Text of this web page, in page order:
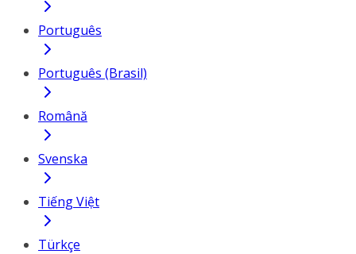
Português
Português (Brasil)
Română
Svenska
Tiếng Việt
Türkçe